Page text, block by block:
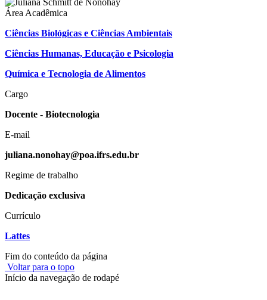
Área Acadêmica
Ciências Biológicas e Ciências Ambientais
Ciências Humanas, Educação e Psicologia
Química e Tecnologia de Alimentos
Cargo
Docente - Biotecnologia
E-mail
juliana.nonohay@poa.ifrs.edu.br
Regime de trabalho
Dedicação exclusiva
Currículo
Lattes
Fim do conteúdo da página
Voltar para o topo
Início da navegação de rodapé